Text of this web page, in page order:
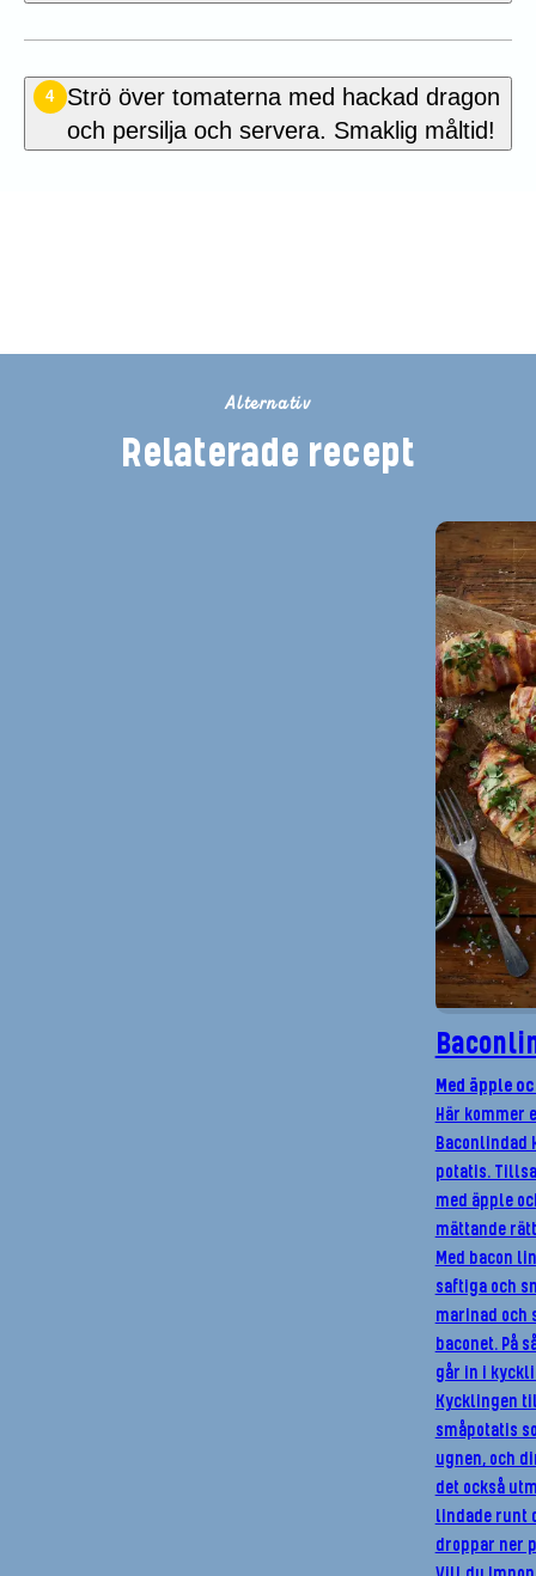
4
Strö över tomaterna med hackad dragon
och persilja och servera. Smaklig måltid!
Alternativ
Relaterade recept
Med äpple
Här kommer
Baconlindad
potatis.
med äpple
mättande
Med bacon
saftiga och
marinad och
baconet. På
går in i
Kycklingen
småpotatis
ugnen, och
det också
lindade runt
droppar ner